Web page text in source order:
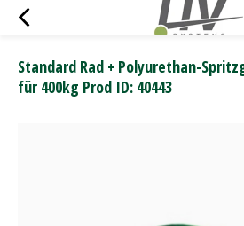
Standard Rad + Polyurethan-
für 400kg Prod ID: 40443